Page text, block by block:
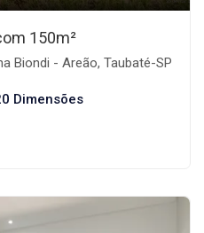
150m²
Biondi - Areão, Taubaté-SP
Dimensões